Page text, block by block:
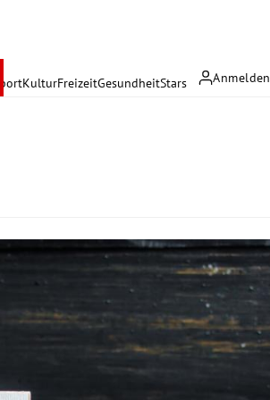
Anmelden
SportKulturFreizeitGesundheitStars